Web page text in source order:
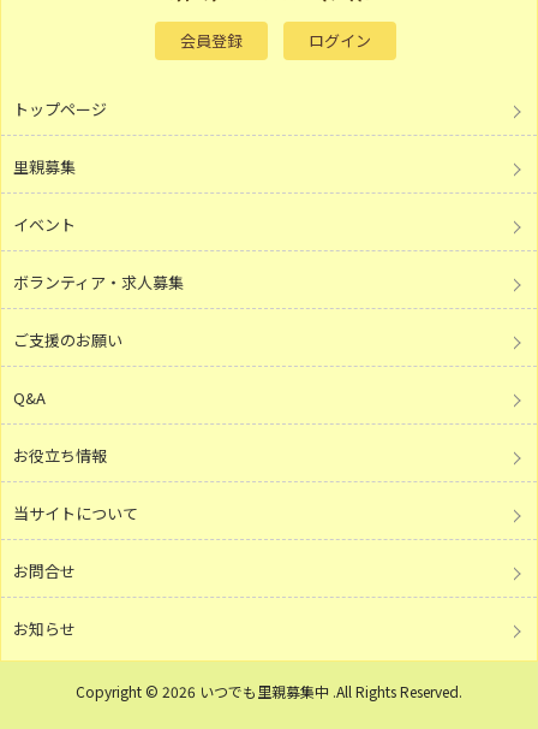
会員登録 ログイン
トップページ
里親募集
イベント
ボランティア・求人募集
ご支援のお願い
Q&A
お役立ち情報
当サイトについて
お問合せ
お知らせ
Copyright © 2026 いつでも里親募集中 .All Rights Reserved.